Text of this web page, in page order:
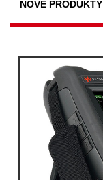
NOVÉ PRODUKTY